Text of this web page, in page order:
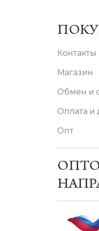
Контакты
Магазин
Обмен и
Оплата и
Опт